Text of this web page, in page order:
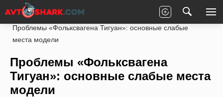
Главная Volkswagen
Кузов
Проблемы «Фольксвагена Тигуан»: основные слабые
места модели
Проблемы «Фольксвагена
Тигуан»: основные слабые места
модели